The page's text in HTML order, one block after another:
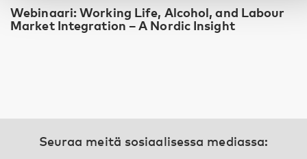
Webinaari: Working Life, Alcohol, and Labour
Market Integration – A Nordic Insight
Seuraa meitä sosiaalisessa mediassa: